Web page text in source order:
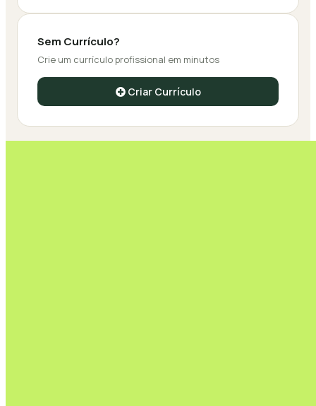
Sem Currículo?
Crie um currículo profissional em minutos
Criar Currículo